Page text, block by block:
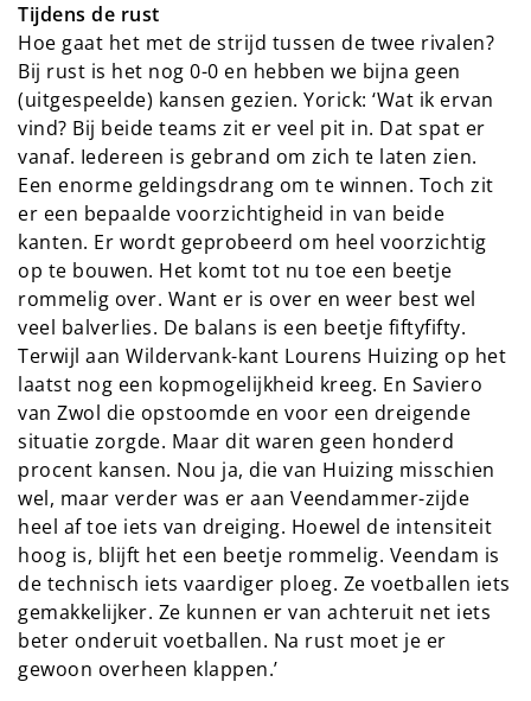
Tijdens de rust
Hoe gaat het met de strijd tussen de twee rivalen?
Bij rust is het nog 0-0 en hebben we bijna geen
(uitgespeelde) kansen gezien. Yorick: ‘Wat ik ervan
vind? Bij beide teams zit er veel pit in. Dat spat er
vanaf. Iedereen is gebrand om zich te laten zien.
Een enorme geldingsdrang om te winnen. Toch zit
er een bepaalde voorzichtigheid in van beide
kanten. Er wordt geprobeerd om heel voorzichtig
op te bouwen. Het komt tot nu toe een beetje
rommelig over. Want er is over en weer best wel
veel balverlies. De balans is een beetje fiftyfifty.
Terwijl aan Wildervank-kant Lourens Huizing op het
laatst nog een kopmogelijkheid kreeg. En Saviero
van Zwol die opstoomde en voor een dreigende
situatie zorgde. Maar dit waren geen honderd
procent kansen. Nou ja, die van Huizing misschien
wel, maar verder was er aan Veendammer-zijde
heel af toe iets van dreiging. Hoewel de intensiteit
hoog is, blijft het een beetje rommelig. Veendam is
de technisch iets vaardiger ploeg. Ze voetballen iets
gemakkelijker. Ze kunnen er van achteruit net iets
beter onderuit voetballen. Na rust moet je er
gewoon overheen klappen.’